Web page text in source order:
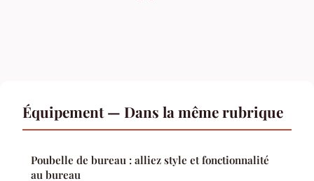
Équipement — Dans la même rubrique
Poubelle de bureau : alliez style et fonctionnalité
au bureau